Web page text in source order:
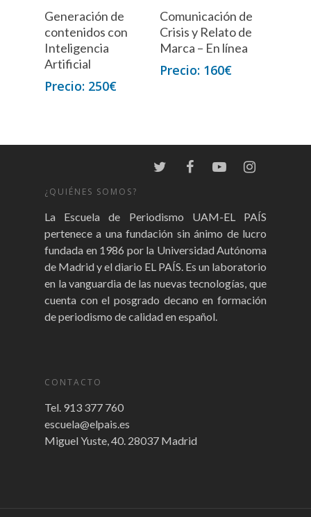
Generación de
contenidos con
Inteligencia
Artificial
250€
Comunicación de
Crisis y Relato de
Marca – En línea
160€
¿QUIÉNES SOMOS?
La Escuela de Periodismo UAM-EL PAÍS
pertenece a una fundación sin ánimo de lucro
fundada en 1986 por la Universidad Autónoma
de Madrid y el diario EL PAÍS. Es un laboratorio
en la vanguardia de las nuevas tecnologías, que
cuenta con el posgrado decano en formación
de periodismo de calidad en español.
CONTACTO
Tel. 913 377 760
escuela@elpais.es
Miguel Yuste, 40. 28037 Madrid